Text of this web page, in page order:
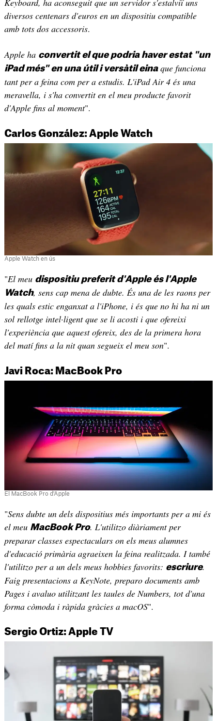
diversos centenars d'euros en un dispositiu compatible
amb tots dos accessoris.
Apple ha convertit el que podria haver estat "un
iPad més" en una útil i versàtil einaque funciona
tant per a feina com per a estudis. L'iPad Air 4 és una
meravella, i s'ha convertit en el meu producte favorit
d'Apple fins al moment".
Carlos González: Apple Watch
Apple Watch en ús
"El meu dispositiu preferit d'Apple és l'Apple
Watch, sens cap mena de dubte. És una de les raons per
les quals estic enganxat a l'iPhone, i és que no hi ha ni un
sol rellotge intel·ligent que se li acosti i que ofereixi
l'experiència que aquest ofereix, des de la primera hora
del matí fins a la nit quan segueix el meu son".
Javi Roca: MacBook Pro
El MacBook Pro d'Apple
"Sens dubte un dels dispositius més importants per a mi és
el meu MacBook Pro. L'utilitzo diàriament per
preparar classes espectaculars on els meus alumnes
d'educació primària agraeixen la feina realitzada. I també
l'utilitzo per a un dels meus hobbies favorits: escriure.
Faig presentacions a KeyNote, preparo documents amb
Pages i avaluo utilitzant les taules de Numbers, tot d'una
forma còmoda i ràpida gràcies a macOS".
Sergio Ortiz: Apple TV